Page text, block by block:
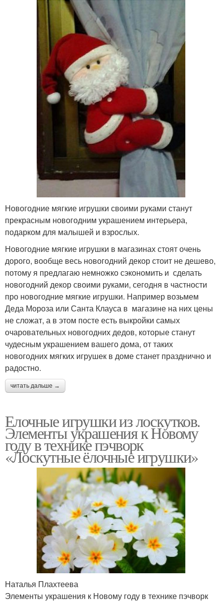
Новогодние мягкие игрушки своими руками станут
прекрасным новогодним украшением интерьера,
подарком для малышей и взрослых.
Новогодние мягкие игрушки в магазинах стоят очень
дорого, вообще весь новогодний декор стоит не дешево,
потому я предлагаю немножко сэкономить и сделать
новогодний декор своими руками, сегодня в частности
про новогодние мягкие игрушки. Например возьмем
Деда Мороза или Санта Клауса в магазине на них цены
не сложат, а в этом посте есть выкройки самых
очаровательных новогодних дедов, которые станут
чудесным украшением вашего дома, от таких
новогодних мягких игрушек в доме станет празднично и
радостно.
читать дальше →
Елочные игрушки из лоскутков.
Элементы украшения к Новому
году в технике пэчворк
«Лоскутные ёлочные игрушки»
Наталья Плахтеева
Элементы украшения к Новому году в технике пэчворк